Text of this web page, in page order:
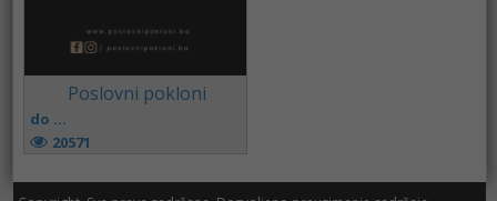
Poslovni pokloni
do ...
20571